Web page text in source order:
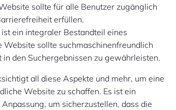
sollte für alle Benutzer zugänglich
erfüllen.
ein integraler Bestandteil eines
sollte suchmaschinenfreundlich
den Suchergebnissen zu gewährleisten.
all diese Aspekte und mehr, um eine
Website zu schaffen. Es ist ein
um sicherzustellen, dass die